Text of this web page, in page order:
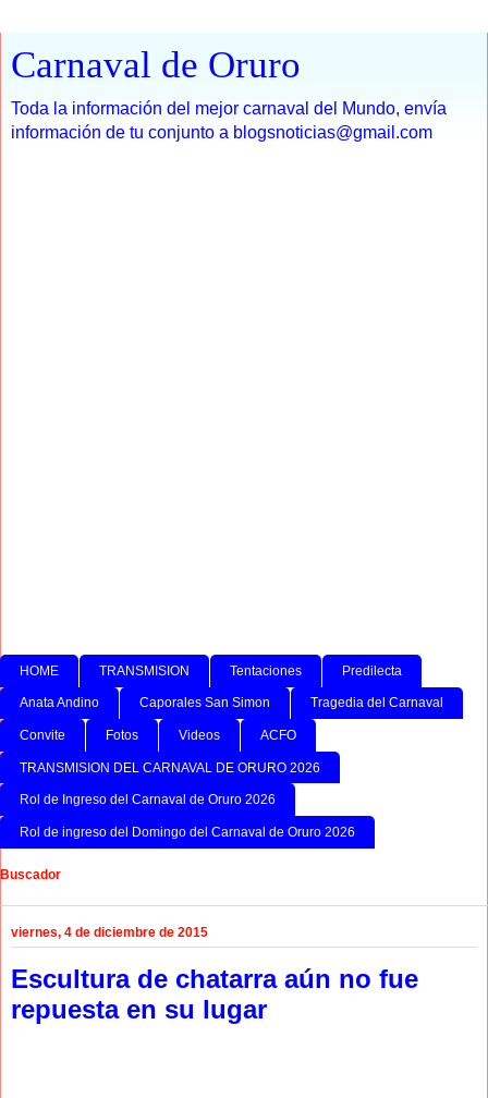
Carnaval de Oruro
Toda la información del mejor carnaval del Mundo, envía
información de tu conjunto a blogsnoticias@gmail.com
HOME TRANSMISION Tentaciones Predilecta
Anata Andino Caporales San Simon Tragedia del Carnaval
Convite Fotos Videos ACFO
TRANSMISION DEL CARNAVAL DE ORURO 2026
Rol de Ingreso del Carnaval de Oruro 2026
Rol de ingreso del Domingo del Carnaval de Oruro 2026
Buscador
viernes, 4 de diciembre de 2015
Escultura de chatarra aún no fue
repuesta en su lugar